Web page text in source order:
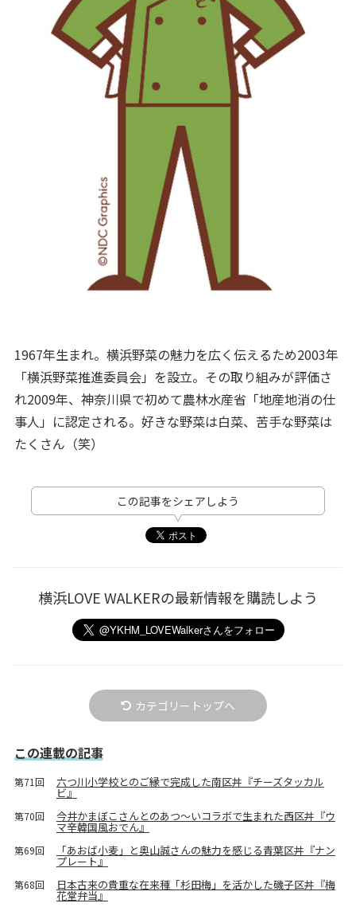
1967年生まれ。横浜野菜の魅力を広く伝えるため2003年
「横浜野菜推進委員会」を設立。その取り組みが評価さ
れ2009年、神奈川県で初めて農林水産省「地産地消の仕
事人」に認定される。好きな野菜は白菜、苦手な野菜は
たくさん（笑）
この記事をシェアしよう
横浜LOVE WALKERの最新情報を購読しよう
カテゴリートップへ
この連載の記事
第71回 六つ川小学校とのご縁で完成した南区丼『チーズタッカル
ビ』
第70回 今井かまぼこさんとのあつ～いコラボで生まれた西区丼『ウ
マ辛韓国風おでん』
第69回 「あおば小麦」と奥山誠さんの魅力を感じる青葉区丼『ナン
プレート』
第68回 日本古来の貴重な在来種「杉田梅」を活かした磯子区丼『梅
花堂弁当』